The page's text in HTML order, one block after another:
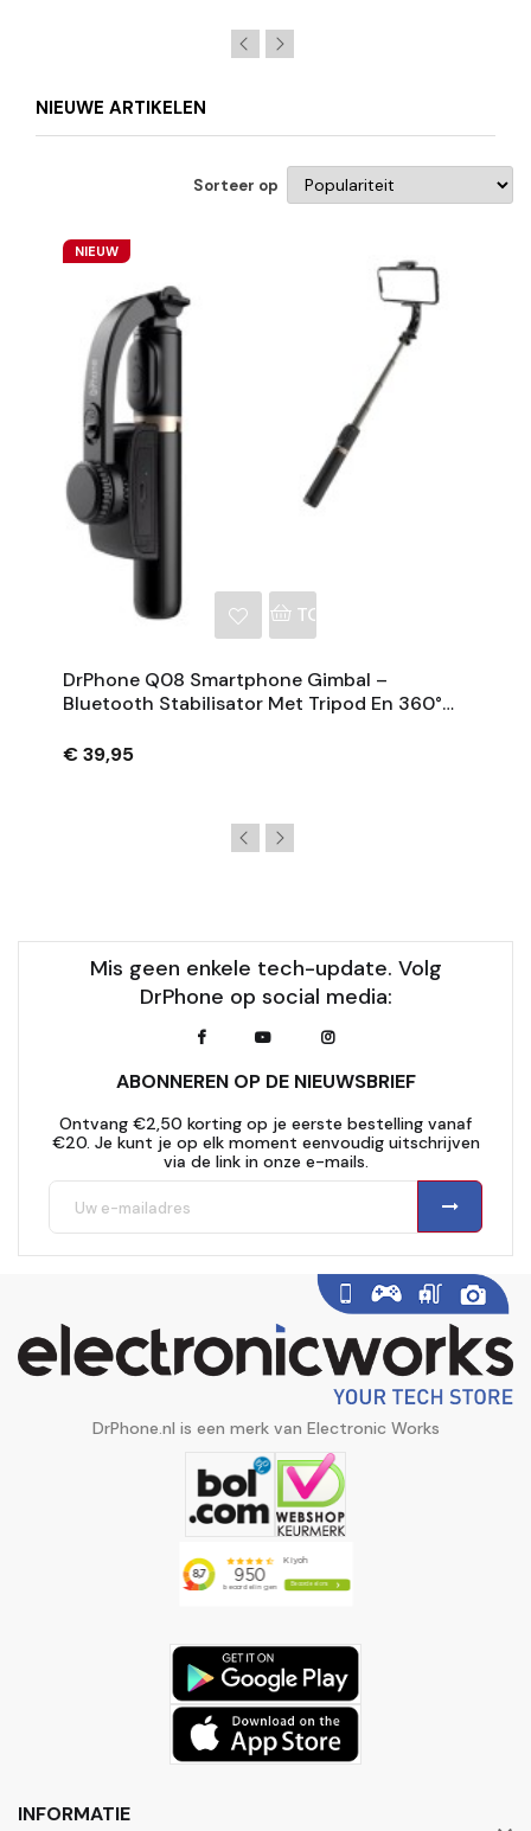
NIEUWE ARTIKELEN
Sorteer op
NIEUW
TOEVOEGEN AAN
DrPhone Q08 Smartphone Gimbal –
Bluetooth Stabilisator Met Tripod En 360°
€ 39,95
Mis geen enkele tech-update. Volg
DrPhone op social media:
ABONNEREN OP DE NIEUWSBRIEF
Ontvang €2,50 korting op je eerste bestelling vanaf
€20. Je kunt je op elk moment eenvoudig uitschrijven
via de link in onze e-mails.
DrPhone.nl is een merk van Electronic Works
INFORMATIE